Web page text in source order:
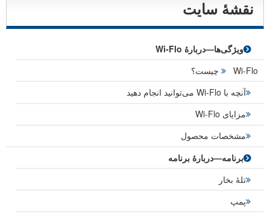
نقشۀ سایت
ویژگی‌ها—دربارۀ Wi-Flo
Wi-Flo چیست؟
آنچه با Wi-Flo می‌توانید انجام دهید
مزایای Wi-Flo
مشخصات محصول
برنامه—دربارۀ برنامه
تلۀ بخار
پمپ